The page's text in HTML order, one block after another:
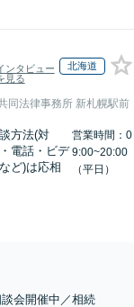
ンタビュー
見る
北海道
同法律事務所 新札幌駅前
方法(対
電話・ビデ
ど)は応相
営業時間：0
9:00~20:00
（平日）
会開催中／相続